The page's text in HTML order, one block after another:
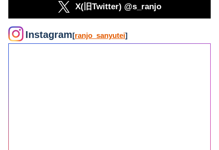
X(旧Twitter) @s_ranjo
Instagram[ranjo_sanyutei]